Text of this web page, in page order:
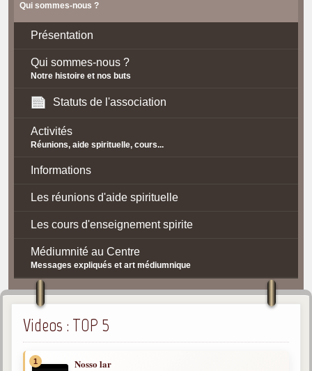
Qui sommes-nous ?
Présentation
Qui sommes-nous ?
Notre histoire et nos buts
Statuts de l'association
Activités
Réunions, aide spirituelle, cours...
Informations
Les réunions d'aide spirituelle
Les cours d'enseignement spirite
Médiumnité au Centre
Messages expliqués et art médiumnique
Contact / Accès
Plan d'accès
Spiritisme
La doctrine Spirite
Videos : TOP 5
1 Nosso lar